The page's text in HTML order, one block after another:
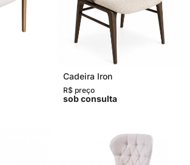
Cadeira Iron
R$ preço
sob consulta